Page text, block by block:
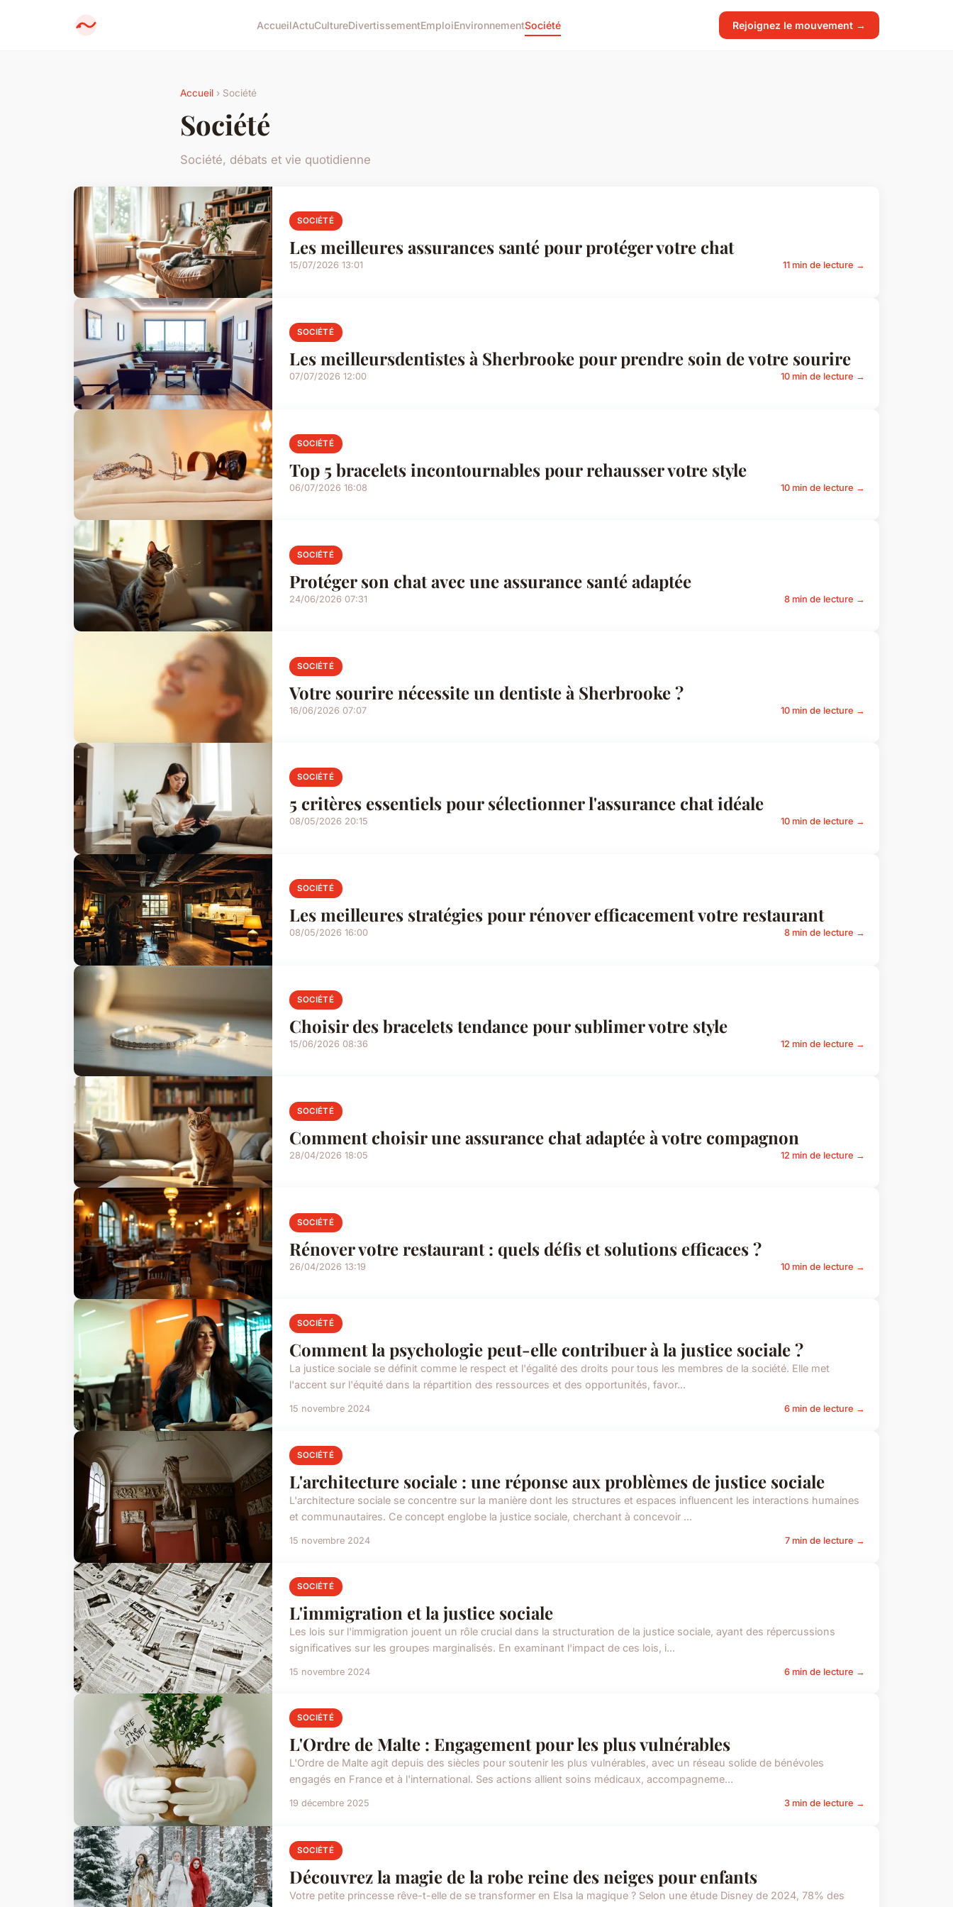
AccueilActuCultureDivertissementEmploiEnvironnementSociété Rejoignez le mouvement →
Accueil › Société
Société
Société, débats et vie quotidienne
SOCIÉTÉ
Les meilleures assurances santé pour protéger votre chat
15/07/2026 13:01 11 min de lecture →
SOCIÉTÉ
Les meilleursdentistes à Sherbrooke pour prendre soin de votre sourire
07/07/2026 12:00 10 min de lecture →
SOCIÉTÉ
Top 5 bracelets incontournables pour rehausser votre style
06/07/2026 16:08 10 min de lecture →
SOCIÉTÉ
Protéger son chat avec une assurance santé adaptée
24/06/2026 07:31 8 min de lecture →
SOCIÉTÉ
Votre sourire nécessite un dentiste à Sherbrooke ?
16/06/2026 07:07 10 min de lecture →
SOCIÉTÉ
5 critères essentiels pour sélectionner l'assurance chat idéale
08/05/2026 20:15 10 min de lecture →
SOCIÉTÉ
Les meilleures stratégies pour rénover efficacement votre restaurant
08/05/2026 16:00 8 min de lecture →
SOCIÉTÉ
Choisir des bracelets tendance pour sublimer votre style
15/06/2026 08:36 12 min de lecture →
SOCIÉTÉ
Comment choisir une assurance chat adaptée à votre compagnon
28/04/2026 18:05 12 min de lecture →
SOCIÉTÉ
Rénover votre restaurant : quels défis et solutions efficaces ?
26/04/2026 13:19 10 min de lecture →
SOCIÉTÉ
Comment la psychologie peut-elle contribuer à la justice sociale ?
La justice sociale se définit comme le respect et l'égalité des droits pour tous les membres de la société. Elle met
l'accent sur l'équité dans la répartition des ressources et des opportunités, favor...
15 novembre 2024 6 min de lecture →
SOCIÉTÉ
L'architecture sociale : une réponse aux problèmes de justice sociale
L'architecture sociale se concentre sur la manière dont les structures et espaces influencent les interactions humaines
et communautaires. Ce concept englobe la justice sociale, cherchant à concevoir ...
15 novembre 2024 7 min de lecture →
SOCIÉTÉ
L'immigration et la justice sociale
Les lois sur l'immigration jouent un rôle crucial dans la structuration de la justice sociale, ayant des répercussions
significatives sur les groupes marginalisés. En examinant l'impact de ces lois, i...
15 novembre 2024 6 min de lecture →
SOCIÉTÉ
L'Ordre de Malte : Engagement pour les plus vulnérables
L'Ordre de Malte agit depuis des siècles pour soutenir les plus vulnérables, avec un réseau solide de bénévoles
engagés en France et à l'international. Ses actions allient soins médicaux, accompagneme...
19 décembre 2025 3 min de lecture →
SOCIÉTÉ
Découvrez la magie de la robe reine des neiges pour enfants
Votre petite princesse rêve-t-elle de se transformer en Elsa la magique ? Selon une étude Disney de 2024, 78% des